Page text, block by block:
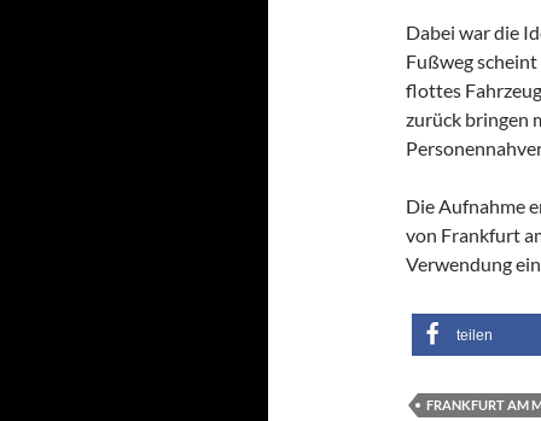
Dabei war die
Fußweg
flottes
zurück bringen
Die Aufnahme
von Frankfurt
Verwendung
teilen
FRANKFURT AM